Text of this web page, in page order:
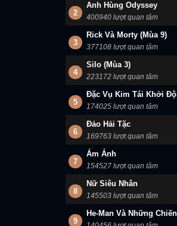
2
Anh Hùng Odyssey
400940 lượt quan tâm
3
Rick Và Morty (Mùa 9)
377108 lượt quan tâm
4
Silo (Mùa 3)
223172 lượt quan tâm
5
Đặc Vụ Kim Tái Khởi
174025 lượt quan tâm
6
Đảo Hải Tặc
169763 lượt quan tâm
7
Ám Ảnh
154527 lượt quan tâm
8
Nữ Siêu Nhân
145503 lượt quan tâm
9
He-Man Và Những